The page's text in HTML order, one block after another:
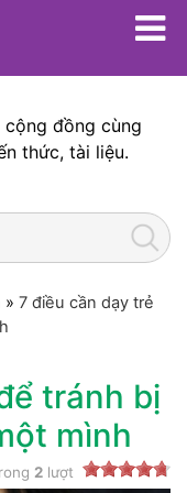
đồng cùng
thức, tài liệu.
» 7 điều cần dạy trẻ
tránh bị
mình
2 lượt